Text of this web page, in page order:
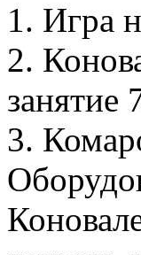
1. Игра
2.
занятие
3.